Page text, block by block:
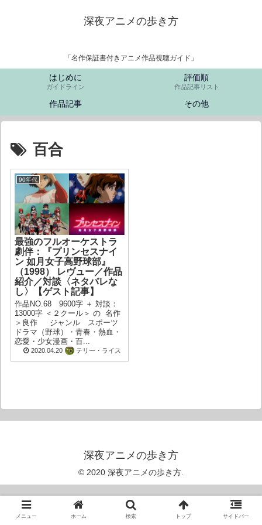
深夜アニメの歩き方
「名作保証書付きアニメ作品視聴ガイド」
はじめに
ガイドライン
評価順
作品記事リスト
作品記事 その他
百合
90年代
最強のフルオーケストラ
劇伴：『プリンセスナイ
ン 如月女子高野球部』
（1998） レヴュー／作品
紹介／対談〈ネタバレな
し〉【ゲスト記事】
作品NO.68 9600字 ＋ 対談：
13000字 ＜２クール＞ の 名作
＞良作 ジャンル スポーツ
ドラマ（野球）・青春・熱血・
恋愛・少女漫画・百...
2020.04.20 テリー・ライス
深夜アニメの歩き方
© 2020 深夜アニメの歩き方.
メニュー ホーム 検索 トップ サイドバー